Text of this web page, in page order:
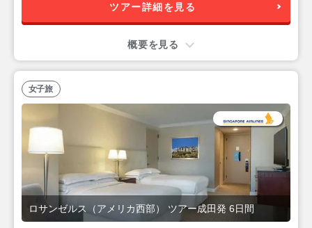
ツアー詳細を見る
概要を見る
ロサンゼルス（アメリカ西部） ツアー成田発 6日間
女子旅